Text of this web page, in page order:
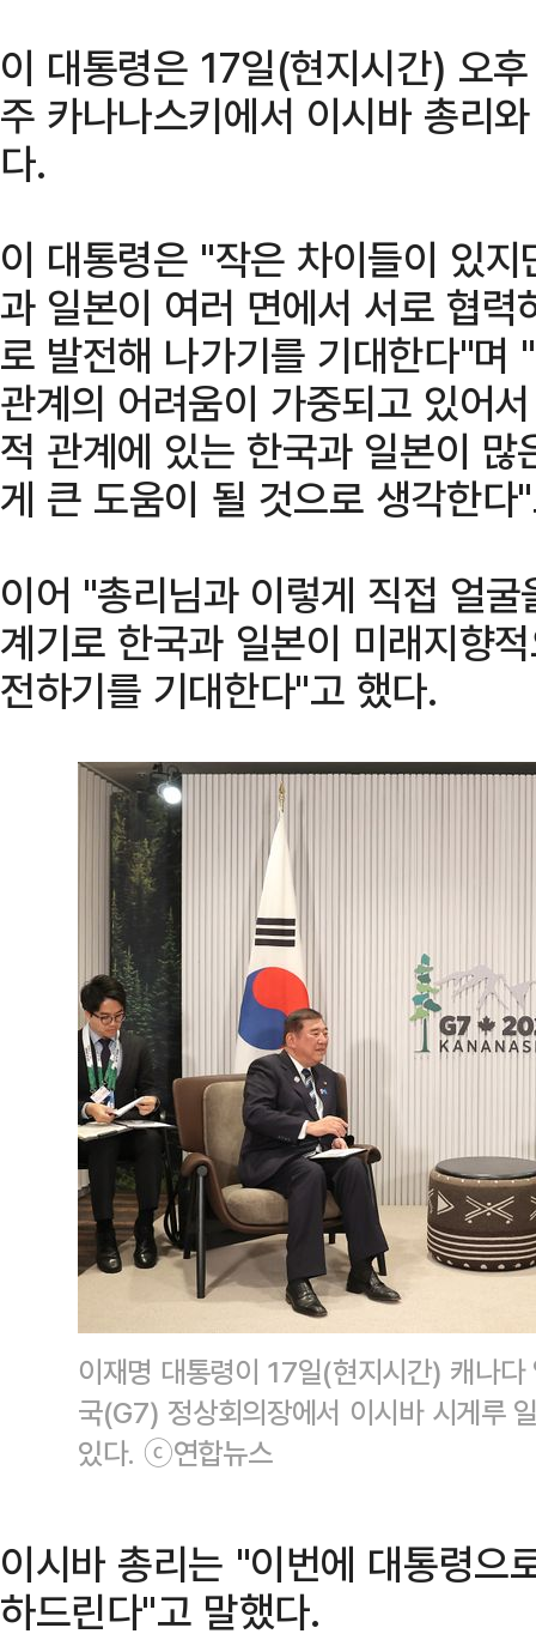
이 대통령은 17일(현지시간) 오
주 카나나스키에서 이시바 총리
다.
이 대통령은 "작은 차이들이 있
과 일본이 여러 면에서 서로 협
로 발전해 나가기를 기대한다"며
관계의 어려움이 가중되고 있어
적 관계에 있는 한국과 일본이
게 큰 도움이 될 것으로 생각한다
이어 "총리님과 이렇게 직접 얼
계기로 한국과 일본이 미래지향
전하기를 기대한다"고 했다.
이재명 대통령이 17일(현지시간) 캐나
국(G7) 정상회의장에서 이시바 시게루
있다. ⓒ연합뉴스
이시바 총리는 "이번에 대통령으
하드린다"고 말했다.